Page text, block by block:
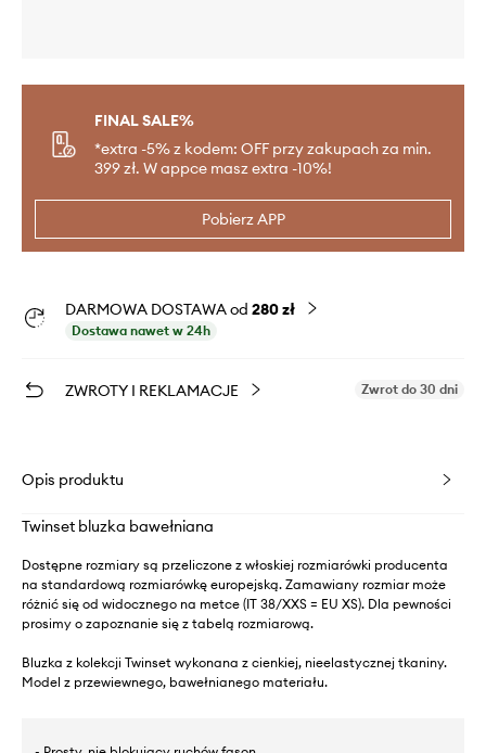
FINAL SALE%
*extra -5% z kodem: OFF przy zakupach za min.
399 zł. W appce masz extra -10%!
Pobierz APP
DARMOWA DOSTAWA od 280 zł
Dostawa nawet w 24h
ZWROTY I REKLAMACJE Zwrot do 30 dni
Opis produktu
Twinset bluzka bawełniana
Dostępne rozmiary są przeliczone z włoskiej rozmiarówki producenta
na standardową rozmiarówkę europejską. Zamawiany rozmiar może
różnić się od widocznego na metce (IT 38/XXS = EU XS). Dla pewności
prosimy o zapoznanie się z tabelą rozmiarową.
Bluzka z kolekcji Twinset wykonana z cienkiej, nieelastycznej tkaniny.
Model z przewiewnego, bawełnianego materiału.